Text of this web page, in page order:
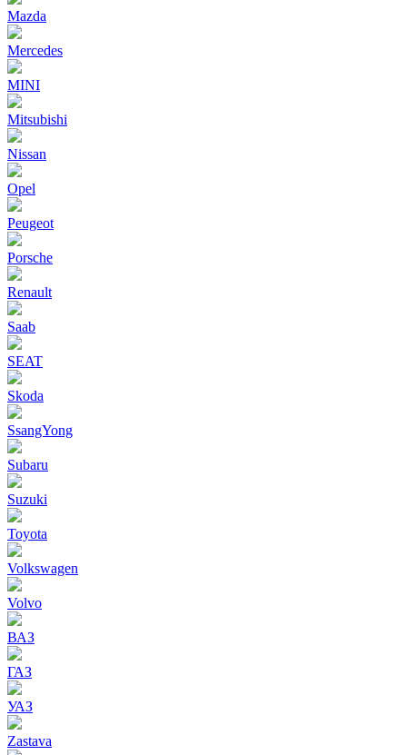
Mazda
Mercedes
MINI
Mitsubishi
Nissan
Opel
Peugeot
Porsche
Renault
Saab
SEAT
Skoda
SsangYong
Subaru
Suzuki
Toyota
Volkswagen
Volvo
ВАЗ
ГАЗ
УАЗ
Zastava